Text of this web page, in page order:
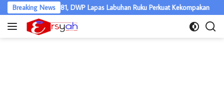
Langsung
ke
Breaking News
HUT RI ke-81, DWP Lapas Labuhan Ruku Perkuat Kekompakan